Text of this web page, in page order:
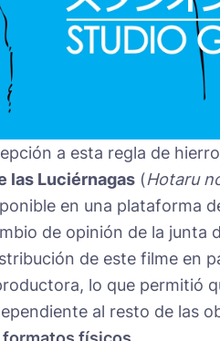
a esta regla de
las Luciérnagas (Hotaru
en una plataforma
de opinión de la junta
de este filme en
lo que permitió
al resto de las